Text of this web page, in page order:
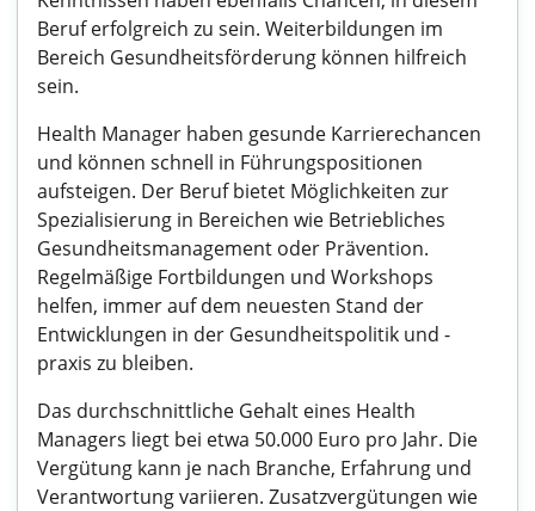
Beruf erfolgreich zu sein. Weiterbildungen im
Bereich Gesundheitsförderung können hilfreich
sein.
Health Manager haben gesunde Karrierechancen
und können schnell in Führungspositionen
aufsteigen. Der Beruf bietet Möglichkeiten zur
Spezialisierung in Bereichen wie Betriebliches
Gesundheitsmanagement oder Prävention.
Regelmäßige Fortbildungen und Workshops
helfen, immer auf dem neuesten Stand der
Entwicklungen in der Gesundheitspolitik und -
praxis zu bleiben.
Das durchschnittliche Gehalt eines Health
Managers liegt bei etwa 50.000 Euro pro Jahr. Die
Vergütung kann je nach Branche, Erfahrung und
Verantwortung variieren. Zusatzvergütungen wie